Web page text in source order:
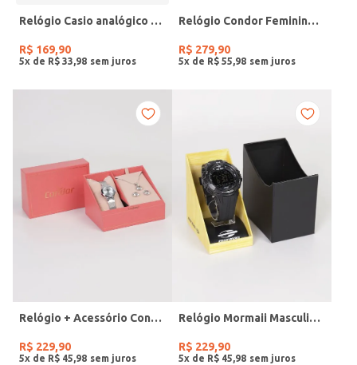
Relógio Casio analógico MW-240-4BVDF-SC
R$ 169,90
5x de R$ 33 98
Relógio Condor Feminino DOURADO
R$ 279,90
5x de R$ 55 98
Relógio + Acessório Condor Feminino PRATA
R$ 229,90
5x de R$ 45 98
Relógio Mormaii Masculino PRETO
R$ 229,90
5x de R$ 45 98